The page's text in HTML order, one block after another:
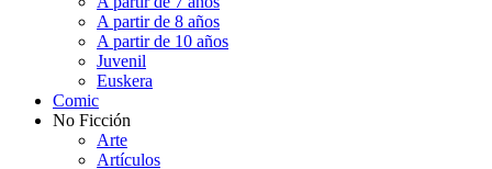
A partir de 8 años
A partir de 10 años
Juvenil
Euskera
Comic
No Ficción
Arte
Artículos